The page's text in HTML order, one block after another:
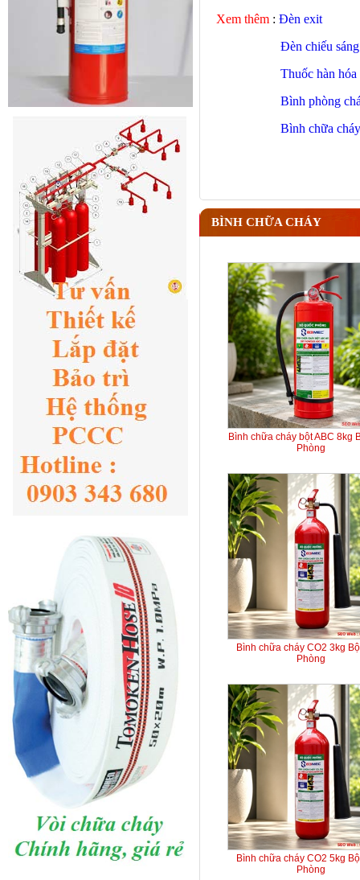
Xem thêm : Đèn exit
Đèn chiếu
Thuốc hàn hóa
Bình phòng
Bình chữa
BÌNH CHỮA CHÁY
Bình chữa cháy bột ABC 8kg
Phòng
Bình chữa cháy CO2 3kg
Phòng
Bình chữa cháy CO2 5kg
Phòng